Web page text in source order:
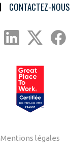
CONTACTEZ-NOUS
Mentions légales